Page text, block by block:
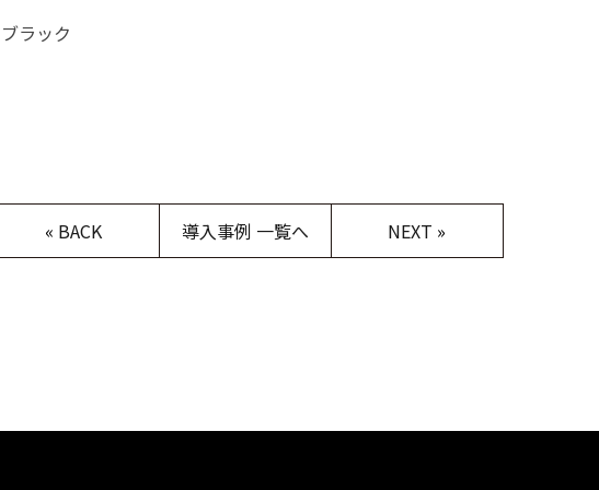
ラック
« BACK 導入事例 一覧へ NEXT »